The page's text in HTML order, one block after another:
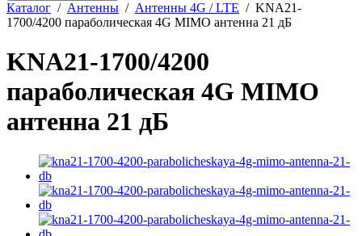
Каталог / Антенны / Антенны 4G / LTE / KNA21-
1700/4200 параболическая 4G MIMO антенна 21 дБ
KNA21-1700/4200
параболическая 4G MIMO
антенна 21 дБ